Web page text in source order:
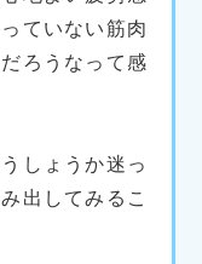
ていない筋肉
ろうなって感
しょうか迷っ
出してみるこ